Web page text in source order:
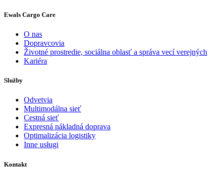
Ewals Cargo Care
O nas
Dopravcovia
Životné prostredie, sociálna oblasť a správa vecí verejných
Kariéra
Služby
Odvetvia
Multimodálna sieť
Cestná sieť
Expresná nákladná doprava
Optimalizácia logistiky
Inne usługi
Kontakt